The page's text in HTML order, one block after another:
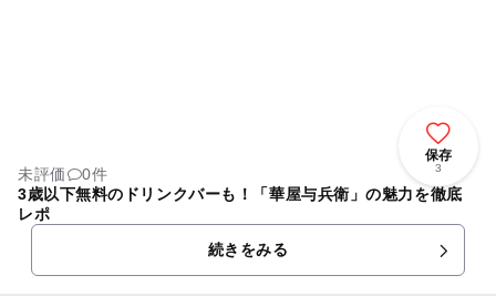
保存
3
未評価
0件
3歳以下無料のドリンクバーも！「華屋与兵衛」の魅力を徹底
レポ
続きをみる